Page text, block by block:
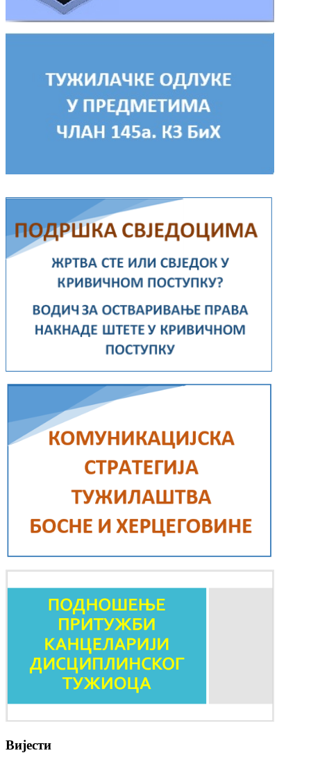
Вијести